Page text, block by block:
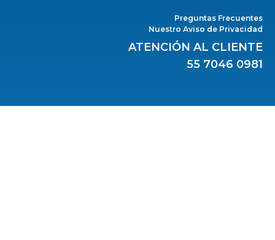
Preguntas Frecuentes
Nuestro Aviso de Privacidad
ATENCIÓN AL CLIENTE
55 7046 0981